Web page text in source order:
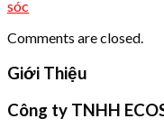
sóc
Comments are closed.
Giới Thiệu
Công ty TNHH